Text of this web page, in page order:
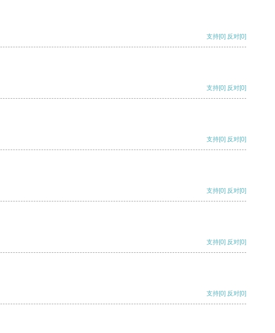
支持[0] 反对[0]
支持[0] 反对[0]
支持[0] 反对[0]
支持[0] 反对[0]
支持[0] 反对[0]
支持[0] 反对[0]